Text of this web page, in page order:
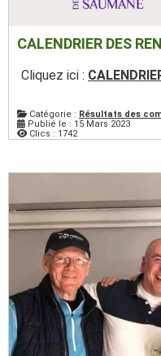
CALENDRIER DES
Cliquez ici :
Catégorie : Résultats des
Publié le : 15 Mars 2023
Clics : 1742